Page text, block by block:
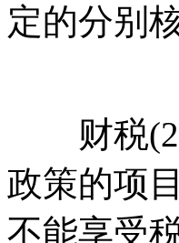
定的分别
财税
政策的项
不能享受